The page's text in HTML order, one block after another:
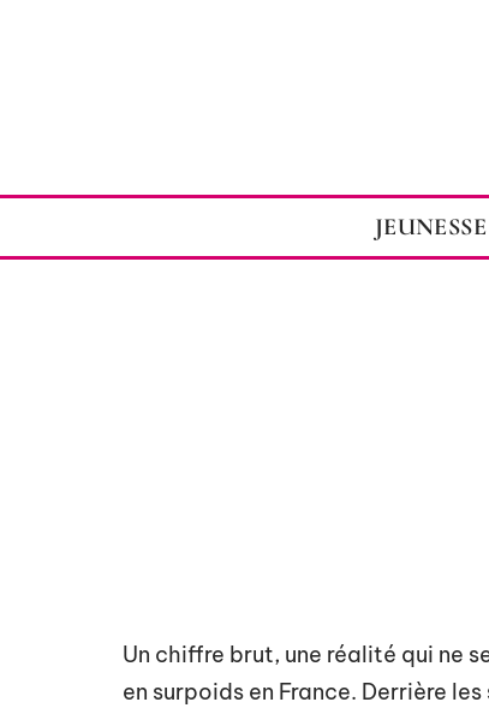
JEUNESSE
Un chiffre brut, une réalité qui ne
en surpoids en France. Derrière